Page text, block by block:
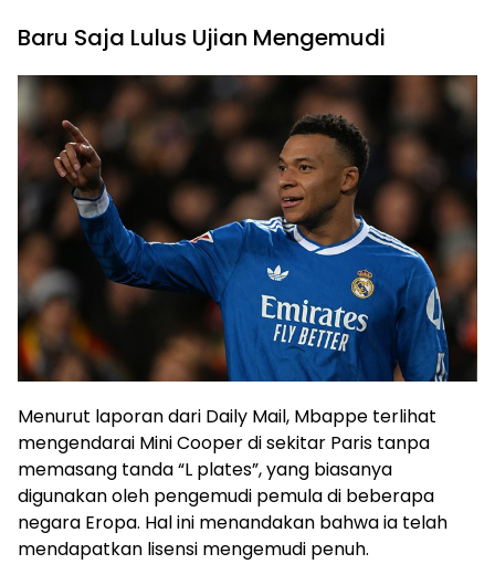
Baru Saja Lulus Ujian Mengemudi
Menurut laporan dari Daily Mail, Mbappe terlihat
mengendarai Mini Cooper di sekitar Paris tanpa
memasang tanda “L plates”, yang biasanya
digunakan oleh pengemudi pemula di beberapa
negara Eropa. Hal ini menandakan bahwa ia telah
mendapatkan lisensi mengemudi penuh.